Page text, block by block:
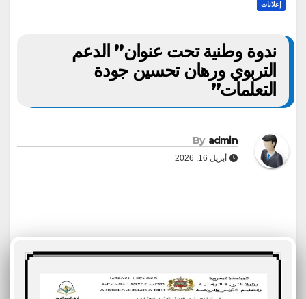
إعلانات
ندوة وطنية تحت عنوان” الدعم
التربوي ورهان تحسين جودة
التعلمات”
By admin
أبريل 16, 2026